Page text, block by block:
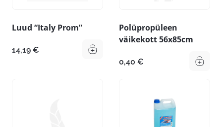
Luud “Italy Prom”
14,19 €
Polüpropüleen
väikekott 56x85cm
0,40 €